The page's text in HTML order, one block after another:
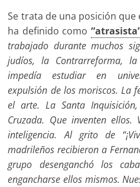
Se trata de una posición que
ha definido como
trabajado durante muchos
judíos, la Contrarreforma,
impedía estudiar en
expulsión de los moriscos. La
el arte. La Santa
Cruzada. Que inventen
inteligencia. Al grito de
madrileños recibieron a
grupo desenganchó los
engancharse ellos mismos.